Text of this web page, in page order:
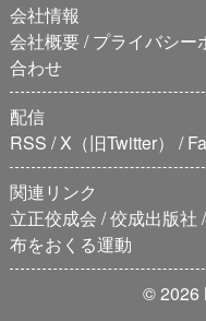
会社情報
会社概要 プライバシー
合わせ
配信
RSS X（旧Twitter）
関連リンク
立正佼成会 佼成出版社
布をおくる運動
© 2026